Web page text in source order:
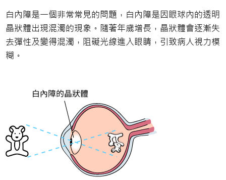
白內障是一個非常常見的問題，白內障是因眼球內的透明
晶狀體出現混濁的現象。隨著年歲增長，晶狀體會逐漸失
去彈性及變得混濁，阻礙光線進入眼睛，引致病人視力模
糊。